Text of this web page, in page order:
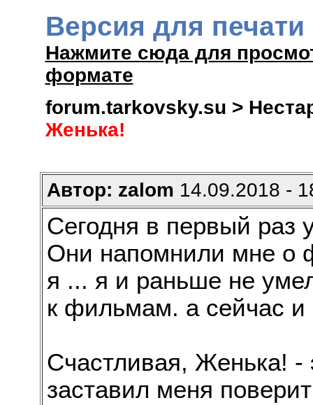
Версия для
Нажмите сюда для
формате
forum.tarkovsky.su >
Женька!
Автор: zalom 14.09.2018 -
Сегодня в первый раз
Они напомнили мне о
я ... я и раньше не
к фильмам. а сейчас и
Счастливая, Женька!
заставил меня